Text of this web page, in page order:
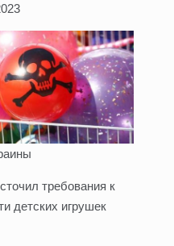
требования к
детских игрушек